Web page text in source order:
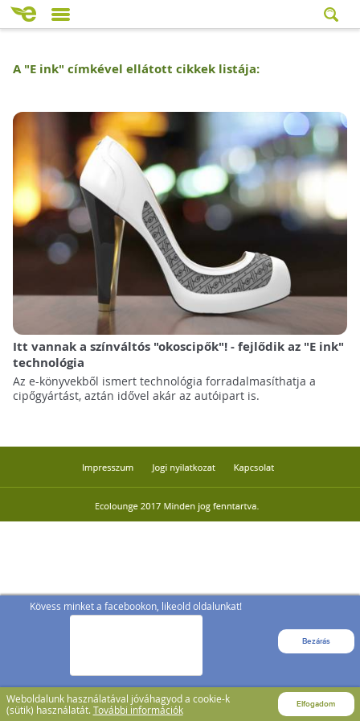
Kövess minket a facebookon, likeold oldalunkat!
Bezárás
Weboldalunk használatával jóváhagyod a cookie-k
(sütik) használatát. További információk Elfogadom
A "E ink" címkével ellátott cikkek listája:
Itt vannak a színváltós "okoscipők"! - fejlődik az "E ink"
technológia
Az e-könyvekből ismert technológia forradalmasíthatja a
cipőgyártást, aztán idővel akár az autóipart is.